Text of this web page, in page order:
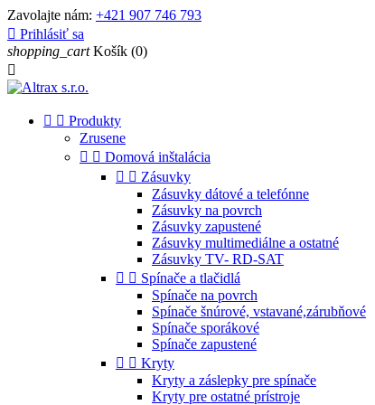
Zavolajte nám: +421 907 746 793
 Prihlásiť sa
shopping_cart Košík (0)

  Produkty
Zrusene
  Domová inštalácia
  Zásuvky
Zásuvky dátové a telefónne
Zásuvky na povrch
Zásuvky zapustené
Zásuvky multimediálne a ostatné
Zásuvky TV- RD-SAT
  Spínače a tlačidlá
Spínače na povrch
Spínače šnúrové, vstavané,zárubňové
Spínače sporákové
Spínače zapustené
  Kryty
Kryty a záslepky pre spínače
Kryty pre ostatné prístroje